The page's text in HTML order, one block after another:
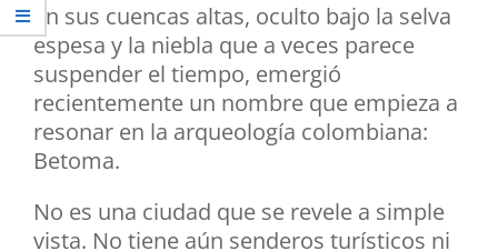
En sus cuencas altas, oculto bajo la selva
espesa y la niebla que a veces parece
suspender el tiempo, emergió
recientemente un nombre que empieza a
resonar en la arqueología colombiana:
Betoma.
No es una ciudad que se revele a simple
vista. No tiene aún senderos turísticos ni